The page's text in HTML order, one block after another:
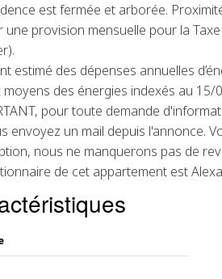
est fermée et arborée.
une provision mensuelle pour la
estimé des dépenses annuelles
moyens des énergies indexés au
pour toute demande
envoyez un mail depuis l'annonce.
nous ne manquerons pas de
de cet appartement est